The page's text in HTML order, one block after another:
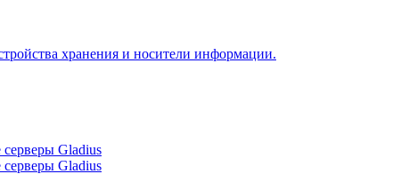
хранения и носители информации.
Gladius
Gladius